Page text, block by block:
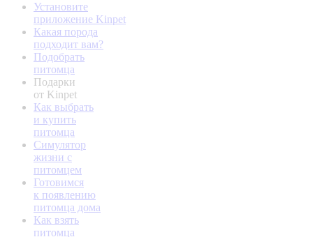
Установите
приложение Kinpet
Какая порода
подходит вам?
Подобрать
питомца
Подарки
от Kinpet
Как выбрать
и купить
питомца
Симулятор
жизни с
питомцем
Готовимся
к появлению
питомца дома
Как взять
питомца